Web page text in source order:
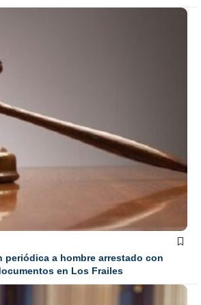
periódica a hombre arrestado con
en Los Frailes